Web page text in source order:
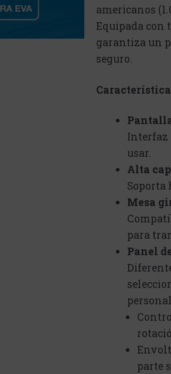
americanos
Equipada con
garantiza un
seguro.
usar.
Alta
Soporta
Mesa
para
Panel
parte